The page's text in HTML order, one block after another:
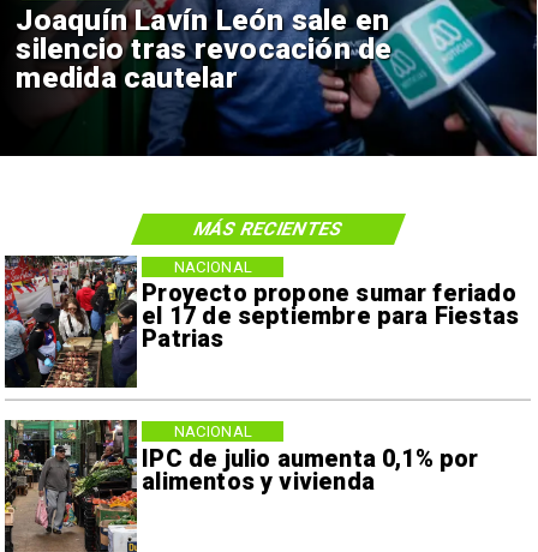
Joaquín Lavín León sale en
silencio tras revocación de
medida cautelar
Proyecto propone sumar feriado
el 17 de septiembre para Fiestas
Patrias
NACIONAL
IPC de julio aumenta 0,1% por
alimentos y vivienda
NACIONAL
MÁS RECIENTES